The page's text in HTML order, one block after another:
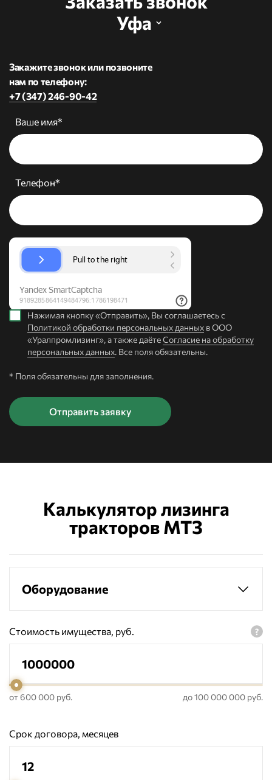
Уфа
Закажите звонок или позвоните
нам по телефону:
+7 (347) 246-90-42
Ваше имя*
Телефон*
Нажимая кнопку «Отправить», Вы соглашаетесь с
Политикой обработки персональных данных в ООО
«Уралпромлизинг», а также даётеСогласие на обработку
персональных данных. Все поля обязательны.
* Поля обязательны для заполнения.
Калькулятор лизинга
тракторов МТЗ
Оборудование
Стоимость имущества, руб.
от 600 000 руб. до 100 000 000 руб.
Срок договора, месяцев